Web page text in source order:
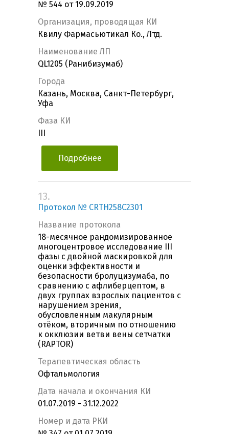
№ 544 от 19.09.2019
Организация, проводящая КИ
Квилу Фармасьютикал Ко., Лтд.
Наименование ЛП
QL1205 (Ранибизумаб)
Города
Казань, Москва, Санкт-Петербург,
Уфа
Фаза КИ
Подробнее
13.
Протокол № CRTH258C2301
Название протокола
18-месячное рандомизированное
многоцентровое исследование III
фазы с двойной маскировкой для
оценки эффективности и
безопасности бролуцизумаба, по
сравнению с афлиберцептом, в
двух группах взрослых пациентов с
нарушением зрения,
обусловленным макулярным
отёком, вторичным по отношению
к окклюзии ветви вены сетчатки
(RAPTOR)
Терапевтическая область
Офтальмология
Дата начала и окончания КИ
01.07.2019 - 31.12.2022
Номер и дата РКИ